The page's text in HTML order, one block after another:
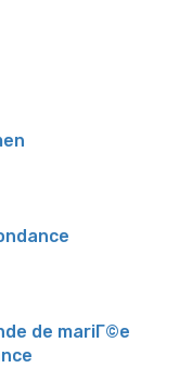
de mariГ©e